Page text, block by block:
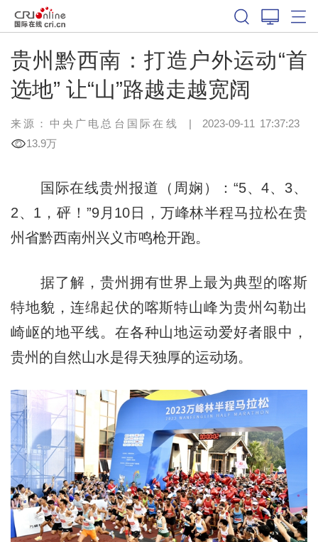
贵州黔西南：打造户外运动“首
选地” 让“山”路越走越宽阔
来源：中央广电总台国际在线 | 2023-09-11 17:37:23
13.9万
国际在线贵州报道（周娴）：“5、4、3、
2、1，砰！”9月10日，万峰林半程马拉松在贵
州省黔西南州兴义市鸣枪开跑。
据了解，贵州拥有世界上最为典型的喀斯
特地貌，连绵起伏的喀斯特山峰为贵州勾勒出
崎岖的地平线。在各种山地运动爱好者眼中，
贵州的自然山水是得天独厚的运动场。